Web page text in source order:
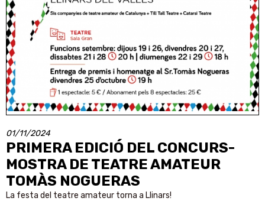
01/11/2024
PRIMERA EDICIÓ DEL CONCURS-
MOSTRA DE TEATRE AMATEUR
TOMÀS NOGUERAS
La festa del teatre amateur torna a Llinars!